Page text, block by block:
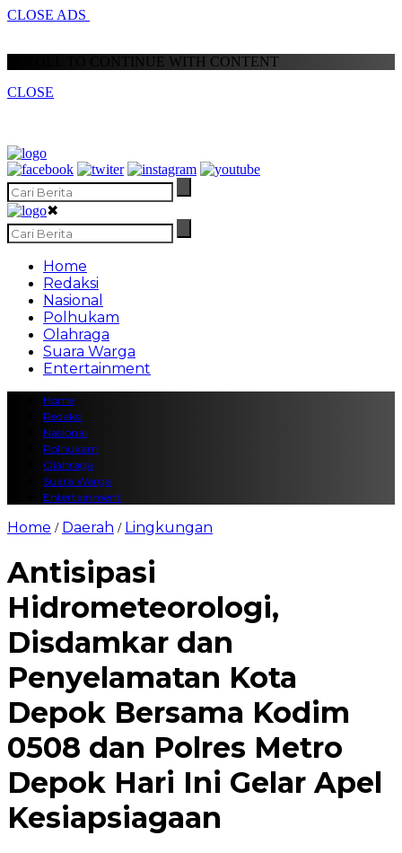
CLOSE ADS
SCROLL TO CONTINUE WITH CONTENT
CLOSE
✖
Home
Redaksi
Nasional
Polhukam
Olahraga
Suara Warga
Entertainment
Home
Redaksi
Nasional
Polhukam
Olahraga
Suara Warga
Entertainment
Home / Daerah / Lingkungan
Antisipasi
Hidrometeorologi,
Disdamkar dan
Penyelamatan Kota
Depok Bersama Kodim
0508 dan Polres Metro
Depok Hari Ini Gelar Apel
Kesiapsiagaan